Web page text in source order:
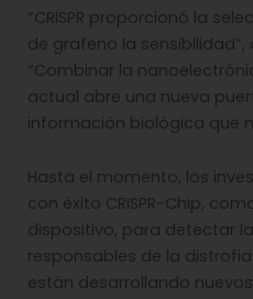
“CRISPR proporcionó la
de grafeno la
“Combinar la
actual abre una nueva
información biológica que
Hasta el momento, los
con éxito CRISPR-Chip,
dispositivo, para detectar
responsables de la
están desarrollando